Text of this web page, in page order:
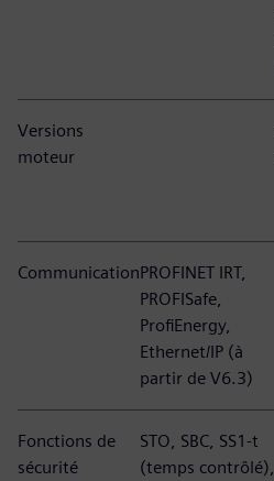
Versions
moteur
CommunicationPROFINET IRT,
PROFISafe,
ProfiEnergy,
Ethernet/IP (à
partir de V6.3)
Fonctions de
sécurité
STO, SBC, SS1-t
(temps contrôlé),